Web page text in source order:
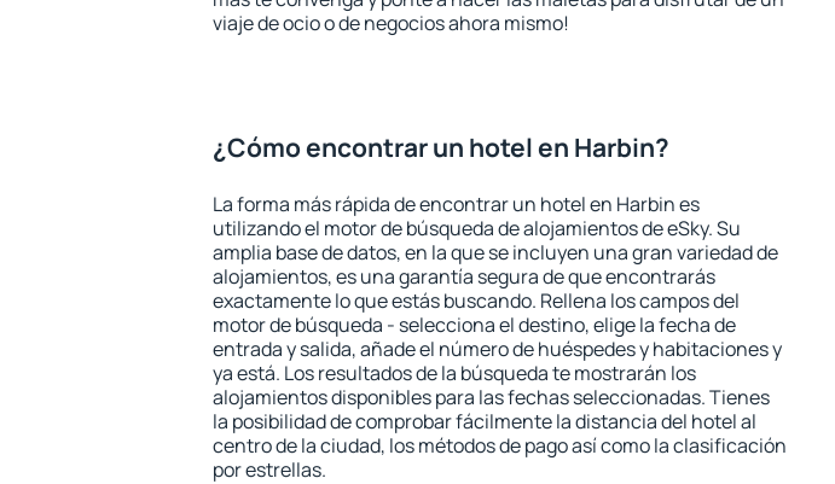
viaje de ocio o de negocios ahora mismo!
¿Cómo encontrar un hotel en Harbin?
La forma más rápida de encontrar un hotel en Harbin es
utilizando el motor de búsqueda de alojamientos de eSky. Su
amplia base de datos, en la que se incluyen una gran variedad de
alojamientos, es una garantía segura de que encontrarás
exactamente lo que estás buscando. Rellena los campos del
motor de búsqueda - selecciona el destino, elige la fecha de
entrada y salida, añade el número de huéspedes y habitaciones y
ya está. Los resultados de la búsqueda te mostrarán los
alojamientos disponibles para las fechas seleccionadas. Tienes
la posibilidad de comprobar fácilmente la distancia del hotel al
centro de la ciudad, los métodos de pago así como la clasificación
por estrellas.